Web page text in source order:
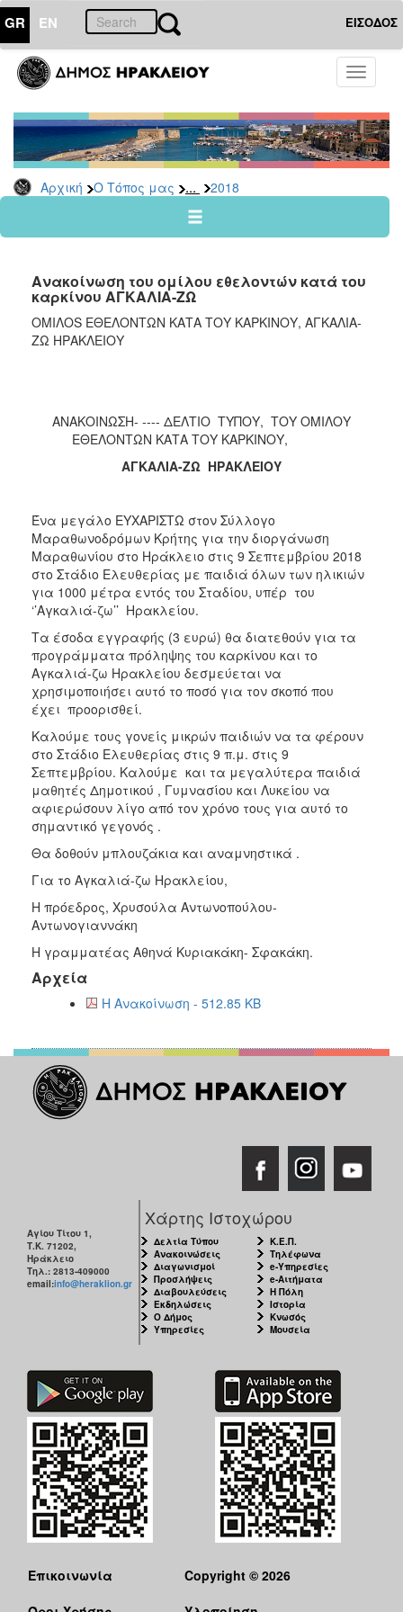
GR EN ΕΙΣΟΔΟΣ
Toggle
Αρχική Ο Τόπος μας ... 2018
ΤΟΠΟΣ
ΜΑΣ
Ανακοινώσεις
Αρχείο
2026
2024
2022
2021
2020
2017
2011
ΔΗΜΟΣ
ΠΟΛΙΤΙΣΜΟΣ
ΑΝΘΕΚΤΙΚΗ
ΠΟΛΗ
Ανακοίνωση του ομίλου εθελοντών κατά του
καρκίνου ΑΓΚΑΛΙΑ-ΖΩ
ΟΜΙΛΟS ΕΘΕΛΟΝΤΩΝ ΚΑΤΑ ΤΟΥ ΚΑΡΚΙΝΟΥ, ΑΓΚΑΛΙΑ-
ΖΩ ΗΡΑΚΛΕΙΟΥ
ΑΝΑΚΟΙΝΩΣΗ- ---- ΔΕΛΤΙΟ ΤΥΠΟΥ, ΤΟΥ ΟΜΙΛΟΥ
ΕΘΕΛΟΝΤΩΝ ΚΑΤΑ ΤΟΥ ΚΑΡΚΙΝΟΥ,
ΑΓΚΑΛΙΑ-ΖΩ ΗΡΑΚΛΕΙΟΥ
Ένα μεγάλο ΕΥΧΑΡΙΣΤΩ στον Σύλλογο
Μαραθωνοδρόμων Κρήτης για την διοργάνωση
Μαραθωνίου στο Ηράκλειο στις 9 Σεπτεμβρίου 2018
στο Στάδιο Ελευθερίας με παιδιά όλων των ηλικιών
για 1000 μέτρα εντός του Σταδίου, υπέρ του
‘’Αγκαλιά-ζω’’ Ηρακλείου.
Τα έσοδα εγγραφής (3 ευρώ) θα διατεθούν για τα
προγράμματα πρόληψης του καρκίνου και το
Αγκαλιά-ζω Ηρακλείου δεσμεύεται να
χρησιμοποιήσει αυτό το ποσό για τον σκοπό που
έχει προορισθεί.
Καλούμε τους γονείς μικρών παιδιών να τα φέρουν
στο Στάδιο Ελευθερίας στις 9 π.μ. στις 9
Σεπτεμβρίου. Καλούμε και τα μεγαλύτερα παιδιά
μαθητές Δημοτικού , Γυμνασίου και Λυκείου να
αφιερώσουν λίγο από τον χρόνο τους για αυτό το
σημαντικό γεγονός .
Θα δοθούν μπλουζάκια και αναμνηστικά .
Για το Αγκαλιά-ζω Ηρακλείου,
Η πρόεδρος, Χρυσούλα Αντωνοπούλου-
Αντωνογιαννάκη
Η γραμματέας Αθηνά Κυριακάκη- Σφακάκη.
Αρχεία
Η Ανακοίνωση - 512.85 KB
Αγίου Τίτου 1,
Τ.Κ. 71202,
Ηράκλειο
Τηλ.: 2813-409000
email:info@heraklion.gr
Χάρτης Ιστοχώρου
Δελτία Τύπου
Ανακοινώσεις
Διαγωνισμοί
Προσλήψεις
Διαβουλεύσεις
Εκδηλώσεις
Ο Δήμος
Υπηρεσίες
Κ.Ε.Π.
Τηλέφωνα
e-Υπηρεσίες
e-Αιτήματα
Η Πόλη
Ιστορία
Κνωσός
Μουσεία
Επικοινωνία
Copyright © 2026